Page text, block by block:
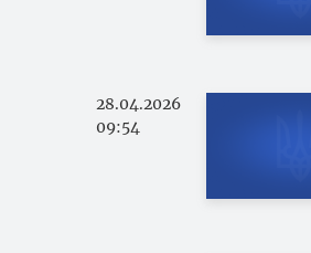
28.04.2026
09:54